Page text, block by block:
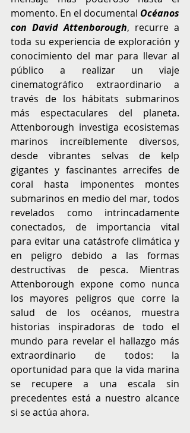
momento. En el documental Océanos
con David Attenborough, recurre a
toda su experiencia de exploración y
conocimiento del mar para llevar al
público a realizar un viaje
cinematográfico extraordinario a
través de los hábitats submarinos
más espectaculares del planeta.
Attenborough investiga ecosistemas
marinos increíblemente diversos,
desde vibrantes selvas de kelp
gigantes y fascinantes arrecifes de
coral hasta imponentes montes
submarinos en medio del mar, todos
revelados como intrincadamente
conectados, de importancia vital
para evitar una catástrofe climática y
en peligro debido a las formas
destructivas de pesca. Mientras
Attenborough expone como nunca
los mayores peligros que corre la
salud de los océanos, muestra
historias inspiradoras de todo el
mundo para revelar el hallazgo más
extraordinario de todos: la
oportunidad para que la vida marina
se recupere a una escala sin
precedentes está a nuestro alcance
si se actúa ahora.